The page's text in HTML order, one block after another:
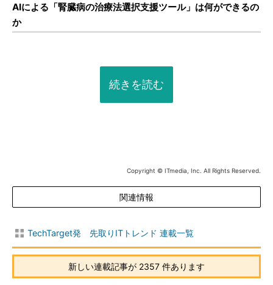
AIによる「腎臓病の治療法選択支援ツール」は何ができるの
か
続きを読む
Copyright © ITmedia, Inc. All Rights Reserved.
関連情報
TechTarget発 先取りITトレンド 連載一覧
新しい連載記事が 2357 件あります